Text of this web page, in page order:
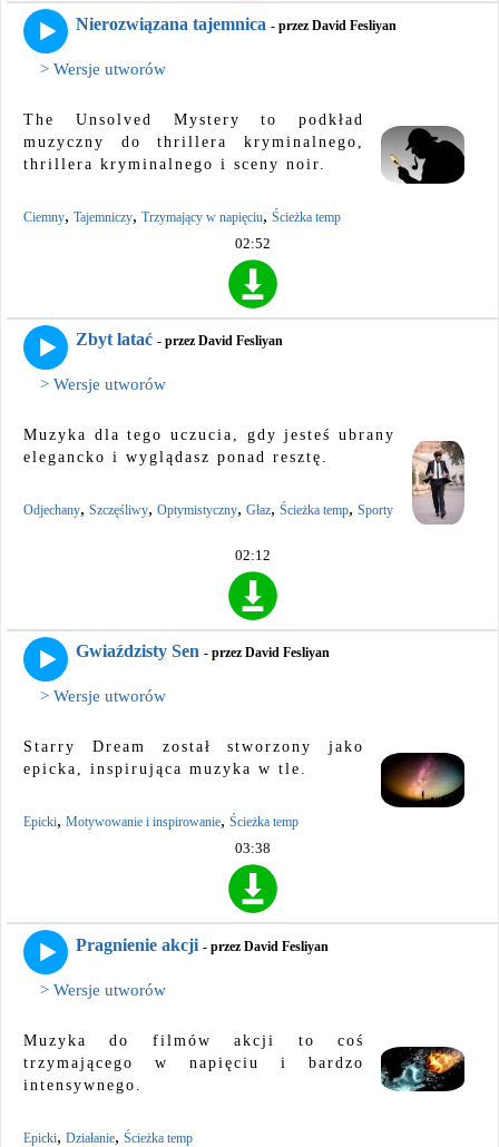
Nierozwiązana tajemnica - przez David Fesliyan
> Wersje utworów
The Unsolved Mystery to podkład
muzyczny do thrillera kryminalnego,
thrillera kryminalnego i sceny noir.
Ciemny, Tajemniczy, Trzymający w napięciu, Ścieżka temp
02:52
Zbyt latać - przez David Fesliyan
> Wersje utworów
Muzyka dla tego uczucia, gdy jesteś ubrany
elegancko i wyglądasz ponad resztę.
Odjechany, Szczęśliwy, Optymistyczny, Głaz, Ścieżka temp, Sporty
02:12
Gwiaździsty Sen - przez David Fesliyan
> Wersje utworów
Starry Dream został stworzony jako
epicka, inspirująca muzyka w tle.
Epicki, Motywowanie i inspirowanie, Ścieżka temp
03:38
Pragnienie akcji - przez David Fesliyan
> Wersje utworów
Muzyka do filmów akcji to coś
trzymającego w napięciu i bardzo
intensywnego.
Epicki, Działanie, Ścieżka temp